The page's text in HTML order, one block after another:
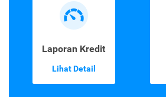
Laporan Kredit
Lihat Detail